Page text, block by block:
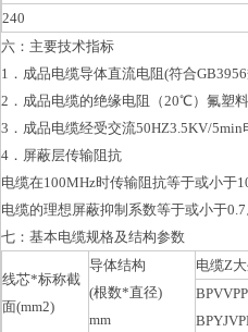
240
六：主要技术指标
1．成品电缆导体直流电阻(符合
2．成品电缆的绝缘电阻（20℃）氟塑
3．成品电缆经受交流50HZ3.5KV/5min
4．屏蔽层传输阻抗
电缆在100MHz时传输阻抗等于或小于
电缆的理想屏蔽抑制系数等于或小于0.7
七：基本电缆规格及结构参数
线芯*标称截
面(mm2)
导体结构
(根数*直径)
mm
电缆Z